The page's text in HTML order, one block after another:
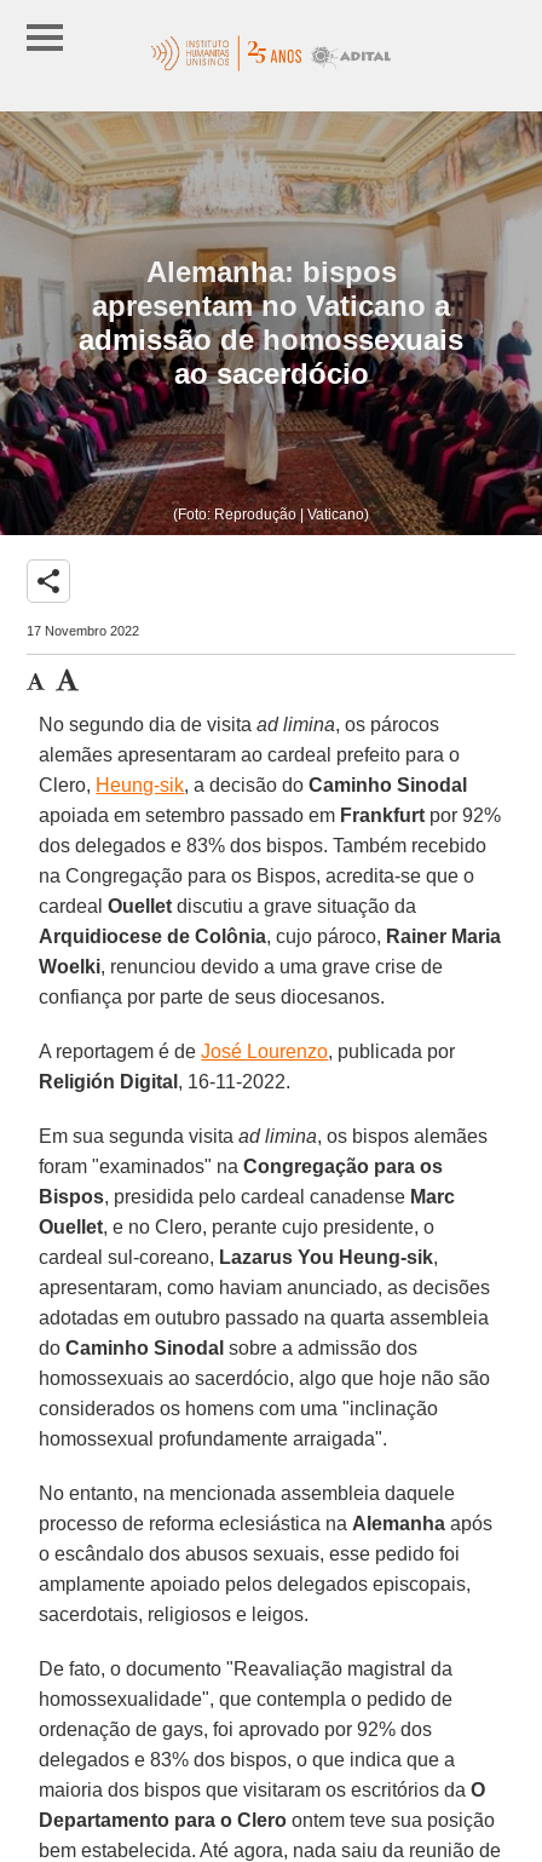
Alemanha: bispos
apresentam no Vaticano a
admissão de homossexuais
ao sacerdócio
(Foto: Reprodução | Vaticano)
share
17 Novembro 2022
No segundo dia de visitaad limina, os párocos
alemães apresentaram ao cardeal prefeito para o
Clero, Heung-sik, a decisão doCaminho Sinodal
apoiada em setembro passado em Frankfurt por 92%
dos delegados e 83% dos bispos. Também recebido
na Congregação para os Bispos, acredita-se que o
cardealOuellet discutiu a grave situação da
Arquidiocese de Colônia, cujo pároco, Rainer Maria
Woelki, renunciou devido a uma grave crise de
confiança por parte de seus diocesanos.
A reportagem é deJosé Lourenzo, publicada por
Religión Digital , 16-11-2022.
Em sua segunda visitaad limina, os bispos alemães
foram "examinados" naCongregação para os
Bispos, presidida pelo cardeal canadense Marc
Ouellet, e no Clero, perante cujo presidente, o
cardeal sul-coreano, Lazarus You Heung-sik,
apresentaram, como haviam anunciado, as decisões
adotadas em outubro passado na quarta assembleia
doCaminho Sinodal sobre a admissão dos
homossexuais ao sacerdócio, algo que hoje não são
considerados os homens com uma "inclinação
homossexual profundamente arraigada".
No entanto, na mencionada assembleia daquele
processo de reforma eclesiástica na Alemanha após
o escândalo dos abusos sexuais, esse pedido foi
amplamente apoiado pelos delegados episcopais,
sacerdotais, religiosos e leigos.
De fato, o documento "Reavaliação magistral da
homossexualidade", que contempla o pedido de
ordenação de gays, foi aprovado por 92% dos
delegados e 83% dos bispos, o que indica que a
maioria dos bispos que visitaram os escritórios daO
Departamento para o Clero ontem teve sua posição
bem estabelecida. Até agora, nada saiu da reunião de